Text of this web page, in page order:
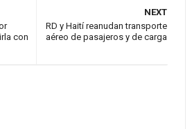
NEXT
RD y Haití reanudan transporte
aéreo de pasajeros y de carga
con